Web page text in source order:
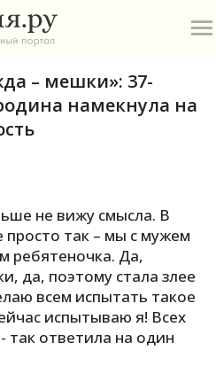
П
– мешки»: 37-
намекнула на
не вижу смысла. В
так – мы с мужем
ребятеночка. Да,
да, поэтому стала злее
всем испытать такое
испытываю я! Всех
так ответила на один